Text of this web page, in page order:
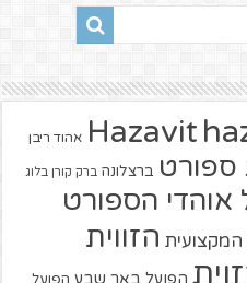
Hazavit אהוד ריבן
ספורט ברצלונה ברק קורן בלוג
הספורט
המקצועית הזווית
הפועל באר שבע הפועל